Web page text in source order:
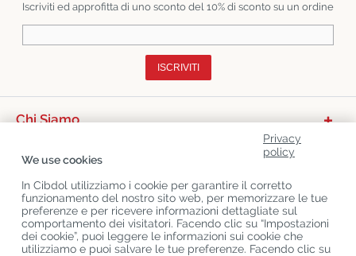
Iscriviti ed approfitta di uno sconto del 10% di sconto su un ordine
ISCRIVITI
Chi Siamo
Ultimo CBD Blogs
Privacy
policy
We use cookies
In Cibdol utilizziamo i cookie per garantire il corretto
funzionamento del nostro sito web, per memorizzare le tue
preferenze e per ricevere informazioni dettagliate sul
comportamento dei visitatori. Facendo clic su “Impostazioni
dei cookie”, puoi leggere le informazioni sui cookie che
utilizziamo e puoi salvare le tue preferenze. Facendo clic su
Copyright© Cibdol Last updated 08-08-2026